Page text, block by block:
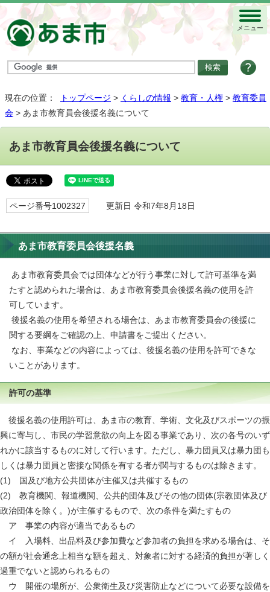
メニュー
現在の位置： トップページ > くらしの情報 > 教育・人権 > 教育委員
会 > あま市教育員会後援名義について
あま市教育員会後援名義について
ページ番号1002327 更新日 令和7年8月18日
あま市教育委員会後援名義
あま市教育委員会では団体などが行う事業に対して許可基準を満
たすと認められた場合は、あま市教育委員会後援名義の使用を許
可しています。
後援名義の使用を希望される場合は、あま市教育委員会の後援に
関する要綱をご確認の上、申請書をご提出ください。
なお、事業などの内容によっては、後援名義の使用を許可できな
いことがあります。
許可の基準
後援名義の使用許可は、あま市の教育、学術、文化及びスポーツの振
興に寄与し、市民の学習意欲の向上を図る事業であり、次の各号のいず
れかに該当するものに対して行います。ただし、暴力団員又は暴力団も
しくは暴力団員と密接な関係を有する者が関与するものは除きます。
(1) 国及び地方公共団体が主催又は共催するもの
(2) 教育機関、報道機関、公共的団体及びその他の団体(宗教団体及び
政治団体を除く。)が主催するもので、次の条件を満たすもの
ア 事業の内容が適当であるもの
イ 入場料、出品料及び参加費など参加者の負担を求める場合は、そ
の額が社会通念上相当な額を超え、対象者に対する経済的負担が著しく
過重でないと認められるもの
ウ 開催の場所が、公衆衛生及び災害防止などについて必要な設備を